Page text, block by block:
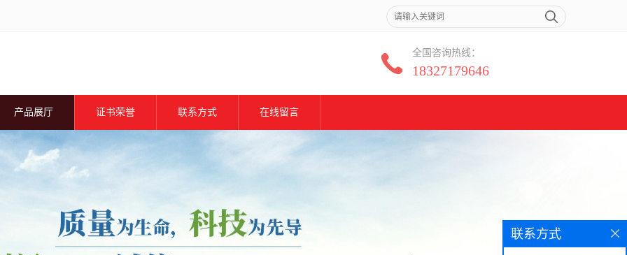
全国咨询热线：
18327179646
产品展厅 证书荣誉 联系方式 在线留言
联系方式